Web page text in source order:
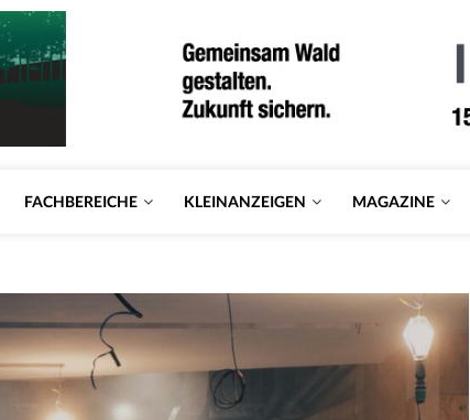
FACHBEREICHE KLEINANZEIGEN MAGAZINE